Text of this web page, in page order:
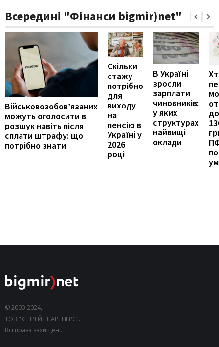
Всередині "Фінанси bigmir)net"
Військовозобов’язаних
можуть оголосити в
розшук навіть після
сплати штрафу: що
потрібно знати
Скільки
стажу
потрібно
для
виходу
на
пенсію в
Україні у
2026
році
В Україні
зросли
зарплати
чиновників:
у яких
структурах
найвищі
оклади
© 2000-2024,
ТОВ "КЕПРЕЙТ ПАРТНЕРС".
Всі права захищені.